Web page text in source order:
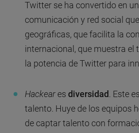
Twitter se ha convertido en
comunicación y red social
geográficas, que facilita la
internacional, que muestra el
la potencia de Twitter para
Hackeares diversidad . Este
talento. Huye de los equipos
de captar talento con